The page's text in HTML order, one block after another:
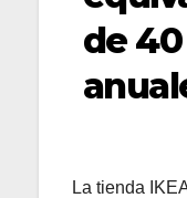
de
La tienda